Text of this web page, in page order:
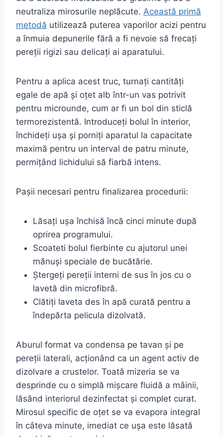
neutraliza mirosurile neplăcute. Această primă
metodă utilizează puterea vaporilor acizi pentru
a înmuia depunerile fără a fi nevoie să frecați
pereții rigizi sau delicați ai aparatului.
Pentru a aplica acest truc, turnați cantități
egale de apă și oțet alb într-un vas potrivit
pentru microunde, cum ar fi un bol din sticlă
termorezistentă. Introduceți bolul în interior,
închideți ușa și porniți aparatul la capacitate
maximă pentru un interval de patru minute,
permițând lichidului să fiarbă intens.
Pașii necesari pentru finalizarea procedurii:
Lăsați ușa închisă încă cinci minute după
oprirea programului.
Scoateti bolul fierbinte cu ajutorul unei
mănuși speciale de bucătărie.
Ștergeți pereții interni de sus în jos cu o
lavetă din microfibră.
Clătiți laveta des în apă curată pentru a
îndepărta pelicula dizolvată.
Aburul format va condensa pe tavan și pe
pereții laterali, acționând ca un agent activ de
dizolvare a crustelor. Toată mizeria se va
desprinde cu o simplă mișcare fluidă a mâinii,
lăsând interiorul dezinfectat și complet curat.
Mirosul specific de oțet se va evapora integral
în câteva minute, imediat ce ușa este lăsată